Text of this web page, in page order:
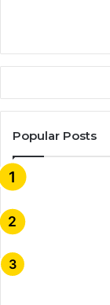
Popular Posts